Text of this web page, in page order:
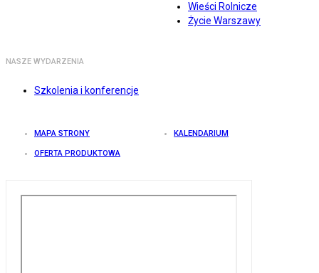
Wieści Rolnicze
Życie Warszawy
NASZE WYDARZENIA
Szkolenia i konferencje
MAPA STRONY KALENDARIUM
OFERTA PRODUKTOWA